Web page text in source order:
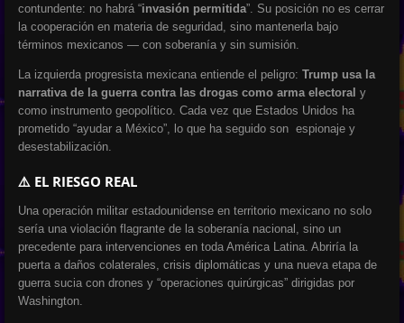
contundente: no habrá “invasión permitida”. Su posición no es cerrar
la cooperación en materia de seguridad, sino mantenerla bajo
términos mexicanos — con soberanía y sin sumisión.
La izquierda progresista mexicana entiende el peligro: Trump usa la
narrativa de la guerra contra las drogas como arma electoral y
como instrumento geopolítico. Cada vez que Estados Unidos ha
prometido “ayudar a México”, lo que ha seguido son espionaje y
desestabilización.
⚠️ EL RIESGO REAL
Una operación militar estadounidense en territorio mexicano no solo
sería una violación flagrante de la soberanía nacional, sino un
precedente para intervenciones en toda América Latina. Abriría la
puerta a daños colaterales, crisis diplomáticas y una nueva etapa de
guerra sucia con drones y “operaciones quirúrgicas” dirigidas por
Washington.